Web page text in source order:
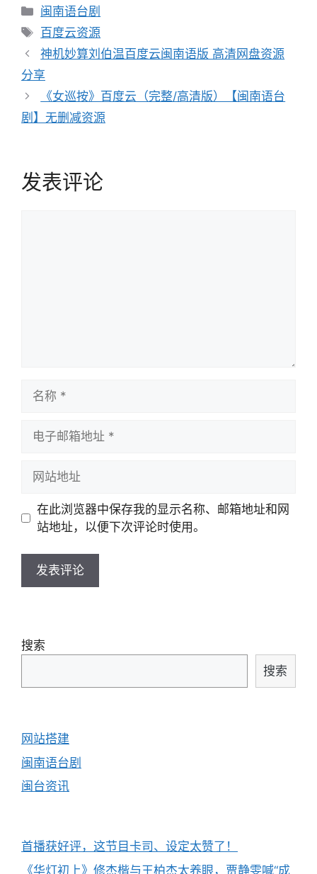
分
类
闽南语台剧
标
签
百度云资源
文
章
航
神机妙算刘伯温百度云闽南语版 高清网盘资源
分享
《女巡按》百度云（完整/高清版）【闽南语台
剧】无删减资源
发表评论
址
址
在此浏览器中保存我的显示名称、邮箱地址和网
站地址，以便下次评论时使用。
搜索
搜索
网站搭建
闽南语台剧
闽台资讯
首播获好评，这节目卡司、设定太赞了！
《华灯初上》修杰楷与王柏杰太养眼，贾静雯喊“成